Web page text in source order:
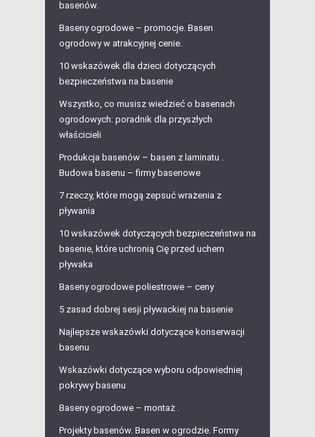
basenów.
Baseny ogrodowe – promocje. Basen
ogrodowy w atrakcyjnej cenie.
10 wskazówek dla dzieci dotyczących
bezpieczeństwa na basenie
Wszystko, co musisz wiedzieć o basenach
ogrodowych: poradnik dla przyszłych
właścicieli
Produkcja basenów – basen z laminatu .
Budowa basenu – firmy basenowe
7 rzeczy, które mogą zepsuć wrażenia z
pływania
10 wskazówek dotyczących bezpieczeństwa na
basenie, które uchronią Cię przed uchem
pływaka
Baseny ogrodowe poliestrowe – ceny
5 zasad dobrej sesji pływackiej na basenie
Najlepsze wskazówki dotyczące konserwacji
basenu
Wskazówki dotyczące wyboru odpowiedniej
pokrywy basenu
Baseny ogrodowe – montaż .
Projekty basenów. Basen w ogrodzie. Formy